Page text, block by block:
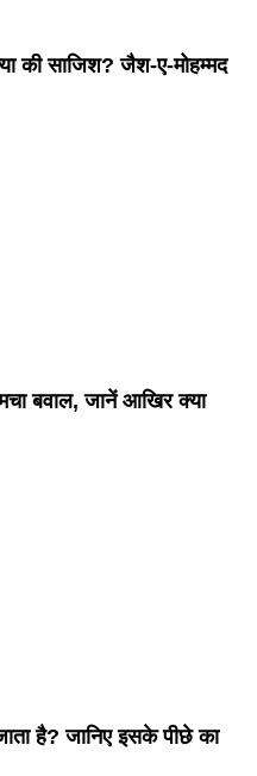
की साजिश? जैश-ए-मोहम्मद
बवाल, जानें आखिर क्या
है? जानिए इसके पीछे का